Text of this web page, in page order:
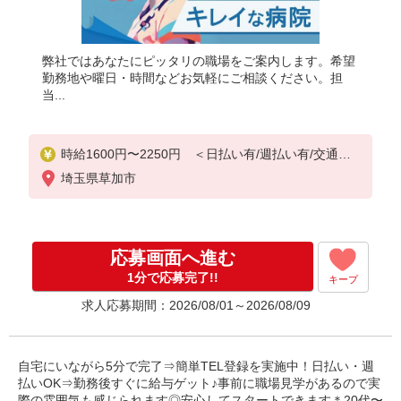
弊社ではあなたにピッタリの職場をご案内します。希望
勤務地や曜日・時間などお気軽にご相談ください。担
当...
時給1600円〜2250円 ＜日払い有/週払い有/交通費
全支給(ガソリン代含む)＞
埼玉県草加市
応募画面へ進む
1分で応募完了!! キープ
求人応募期間：2026/08/01～2026/08/09
自宅にいながら5分で完了⇒簡単TEL登録を実施中！日払い・週
払いOK⇒勤務後すぐに給与ゲット♪事前に職場見学があるので実